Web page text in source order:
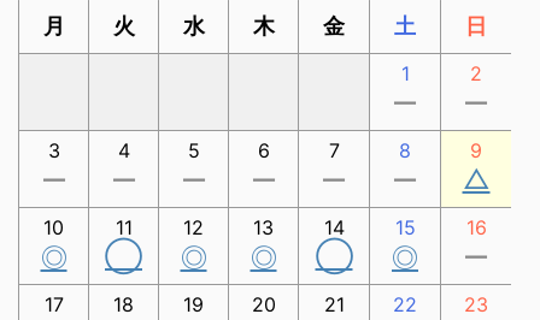
月 火 水 木 金 土 日
1
ー
2
ー
3
ー
4
ー
5
ー
6
ー
7
ー
8
ー
9
△
10
◎
11
◯
12
◎
13
◎
14
◯
15
◎
16
ー
17 18 19 20 21 22 23